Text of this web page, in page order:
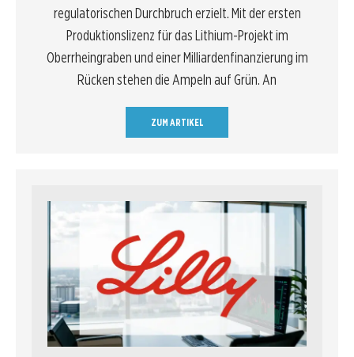
regulatorischen Durchbruch erzielt. Mit der ersten
Produktionslizenz für das Lithium-Projekt im
Oberrheingraben und einer Milliardenfinanzierung im
Rücken stehen die Ampeln auf Grün. An
ZUM ARTIKEL